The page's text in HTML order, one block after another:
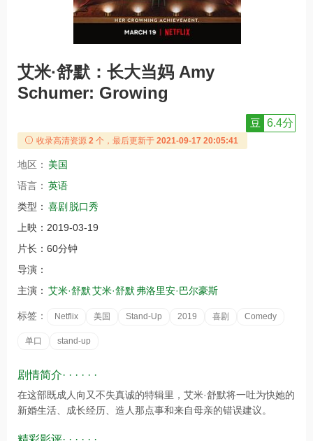
艾米·舒默：长大当妈 Amy
Schumer: Growing
豆 6.4分
收录高清资源 2 个，最后更新于 2021-09-17 20:05:41
地区： 美国
语言： 英语
类型： 喜剧 脱口秀
上映： 2019-03-19
片长： 60分钟
导演：
主演： 艾米·舒默艾米·舒默 弗洛里安·巴尔豪斯
标签： Netflix 美国 Stand-Up 2019 喜剧 Comedy
单口 stand-up
剧情简介· · · · · ·
在这部既成人向又不失真诚的特辑里，艾米·舒默将一吐为快她的
新婚生活、成长经历、造人那点事和来自母亲的错误建议。